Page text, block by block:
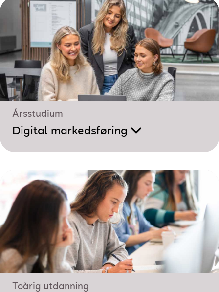
Årsstudium
Digital markedsføring
Toårig utdanning